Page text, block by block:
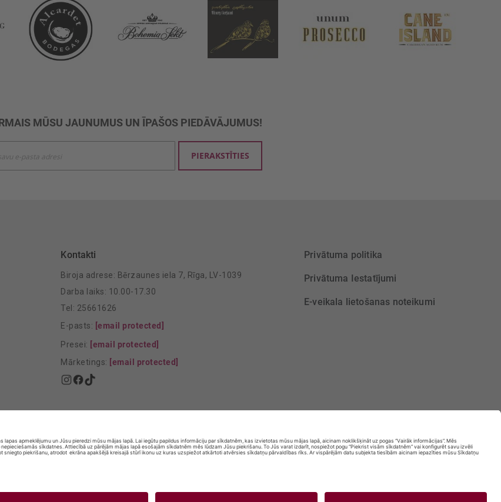
MŪSU JAUNUMUS UN ĪPAŠOS PIEDĀVĀJUMUS!
PIERAKSTĪTIES
Kontakti
Biroja adrese: Bērzaunes iela 7, Rīga, LV-1039
Darba laiks: 10.00-17.30
Tel: 25661626
E-pasts: [email protected]
Presei: [email protected]
Mārketings: [email protected]
Privātuma politika
Privātuma Iestatījumi
E-veikala lietošanas noteikumi